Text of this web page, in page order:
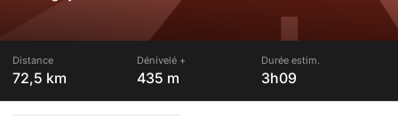
Distance
72,5 km
Dénivelé +
435 m
Durée estim.
3h09